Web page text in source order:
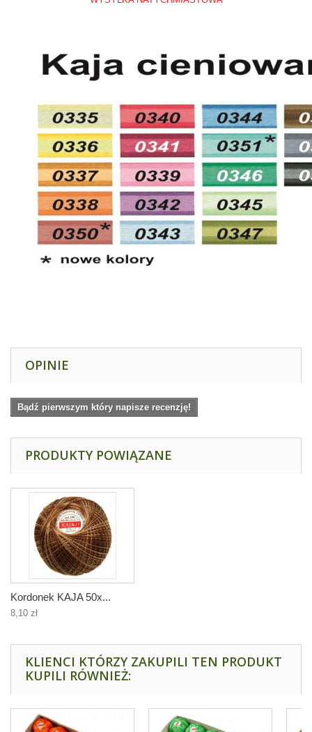
OPINIE
Bądź pierwszym który napisze recenzję!
PRODUKTY POWIĄZANE
Kordonek KAJA 50x...
8,10 zł
KLIENCI KTÓRZY ZAKUPILI TEN PRODUKT
KUPILI RÓWNIEŻ: